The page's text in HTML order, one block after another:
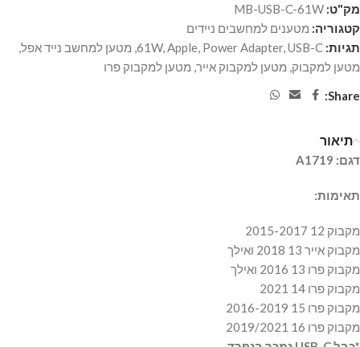
מק"ט: MB-USB-C-61W
קטגוריה: מטענים למחשבים ניידים
תגיות:
61W,Apple, Power Adapter,USB-C
, מטען למחשב נייד אפל,
מטען למקבוק, מטען למקבוק אייר, מטען למקבוק פרו
Share:
תיאור
דגם: A1719
תאימות:
מקבוק 12 2015-2017
מקבוק אייר 13 2018 ואילך
מקבוק פרו 13 2016 ואילך
מקבוק פרו 14 2021
מקבוק פרו 15 2016-2019
מקבוק פרו 16 2019/2021